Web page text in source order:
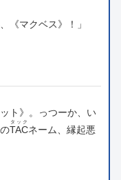
《マクベス》！」
ト》。っつーか、い
TAC
タック
ネーム、縁起悪